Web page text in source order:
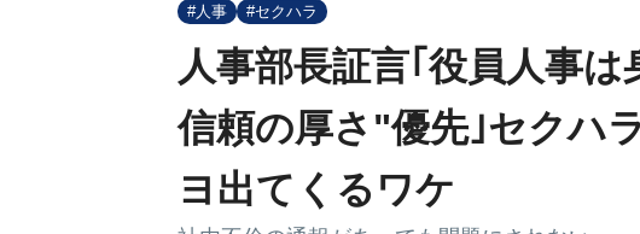
#人事 #セクハラ
人事部長証言｢役員人事
信頼の厚さ"優先｣セクハ
ヨ出てくるワケ